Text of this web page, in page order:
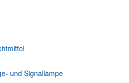
und Signallampe